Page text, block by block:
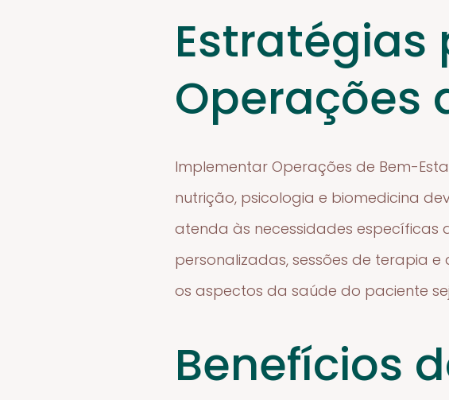
Operações
Implementar Operações de Bem-
nutrição, psicologia e biomedicina
atenda às necessidades específicas
personalizadas, sessões de terapia
os aspectos da saúde do paciente
Benefícios